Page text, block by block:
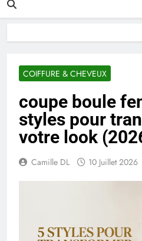
COIFFURE & CHEVEUX
coupe boule
styles pour
votre look
Camille DL 10 Juillet 2026